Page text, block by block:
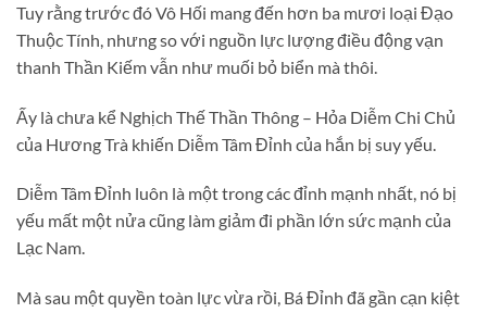
Tuy rằng trước đó Vô Hối mang đến hơn ba mươi loại Đạo
Thuộc Tính, nhưng so với nguồn lực lượng điều động vạn
thanh Thần Kiếm vẫn như muối bỏ biển mà thôi.
Ấy là chưa kể Nghịch Thế Thần Thông – Hỏa Diễm Chi Chủ
của Hương Trà khiến Diễm Tâm Đỉnh của hắn bị suy yếu.
Diễm Tâm Đỉnh luôn là một trong các đỉnh mạnh nhất, nó bị
yếu mất một nửa cũng làm giảm đi phần lớn sức mạnh của
Lạc Nam.
Mà sau một quyền toàn lực vừa rồi, Bá Đỉnh đã gần cạn kiệt